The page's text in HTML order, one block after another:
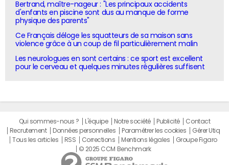
Bertrand, maître-nageur : "Les principaux accidents
d'enfants en piscine sont dus au manque de forme
physique des parents"
Ce Français déloge les squatteurs de sa maison sans
violence grâce à un coup de fil particulièrement malin
Les neurologues en sont certains : ce sport est excellent
pour le cerveau et quelques minutes régulières suffisent
Qui sommes-nous ? L'équipe Notre société Publicité
Contact
Recrutement
Données personnelles Paramétrer les cookies
Gérer Utiq
Tous les articles
RSS Corrections Mentions légales
Groupe Figaro
© 2025 CCM Benchmark